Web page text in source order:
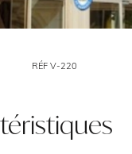
RÉF V-220